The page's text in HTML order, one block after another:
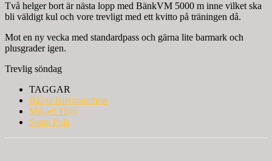
Två helger bort är nästa lopp med BänkVM 5000 m inne vilket ska
bli väldigt kul och vore trevligt med ett kvitto på träningen då.
Mot en ny vecka med standardpass och gärna lite barmark och
plusgrader igen.
Trevlig söndag
TAGGAR
Bålsta halvmarathon
Mikael Tisjö
Santa Pola